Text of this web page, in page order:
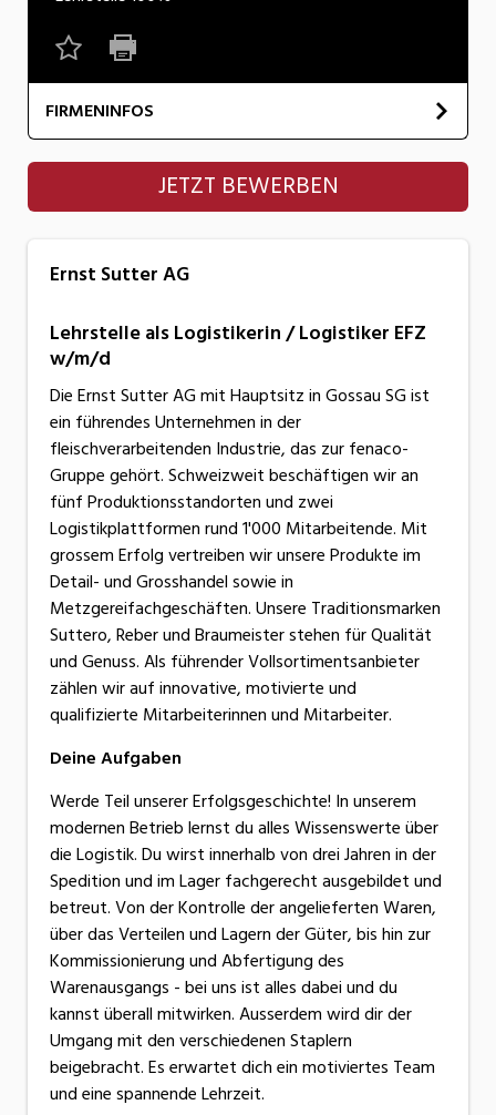
Wirtschaft/Verwaltung
FIRMENINFOS
Ernst Sutter AG
JETZT BEWERBEN
Ernst Sutter AG
Lehrstelle als Logistikerin / Logistiker EFZ
w/m/d
Die Ernst Sutter AG mit Hauptsitz in Gossau SG ist
ein führendes Unternehmen in der
fleischverarbeitenden Industrie, das zur fenaco-
Gruppe gehört. Schweizweit beschäftigen wir an
fünf Produktionsstandorten und zwei
Logistikplattformen rund 1'000 Mitarbeitende. Mit
grossem Erfolg vertreiben wir unsere Produkte im
Detail- und Grosshandel sowie in
Metzgereifachgeschäften. Unsere Traditionsmarken
Suttero, Reber und Braumeister stehen für Qualität
und Genuss. Als führender Vollsortimentsanbieter
zählen wir auf innovative, motivierte und
qualifizierte Mitarbeiterinnen und Mitarbeiter.
Deine Aufgaben
Werde Teil unserer Erfolgsgeschichte! In unserem
modernen Betrieb lernst du alles Wissenswerte über
die Logistik. Du wirst innerhalb von drei Jahren in der
Spedition und im Lager fachgerecht ausgebildet und
betreut. Von der Kontrolle der angelieferten Waren,
über das Verteilen und Lagern der Güter, bis hin zur
Kommissionierung und Abfertigung des
Warenausgangs - bei uns ist alles dabei und du
kannst überall mitwirken. Ausserdem wird dir der
Umgang mit den verschiedenen Staplern
beigebracht. Es erwartet dich ein motiviertes Team
und eine spannende Lehrzeit.